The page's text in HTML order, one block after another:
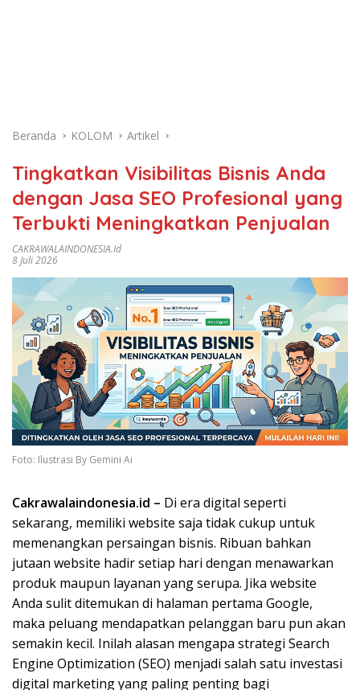
Beranda KOLOM Artikel
Tingkatkan Visibilitas Bisnis Anda
dengan Jasa SEO Profesional yang
Terbukti Meningkatkan Penjualan
CAKRAWALAINDONESIA.id
8 Juli 2026
Foto: Ilustrasi By Gemini Ai
Cakrawalaindonesia.id – Di era digital seperti
sekarang, memiliki website saja tidak cukup untuk
memenangkan persaingan bisnis. Ribuan bahkan
jutaan website hadir setiap hari dengan menawarkan
produk maupun layanan yang serupa. Jika website
Anda sulit ditemukan di halaman pertama Google,
maka peluang mendapatkan pelanggan baru pun akan
semakin kecil. Inilah alasan mengapa strategi Search
Engine Optimization (SEO) menjadi salah satu investasi
digital marketing yang paling penting bagi